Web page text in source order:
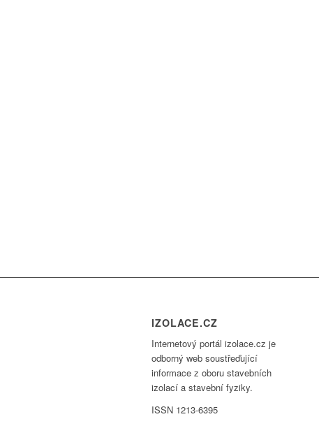
IZOLACE.CZ
Internetový portál izolace.cz je
odborný web soustřeďující
informace z oboru stavebních
izolací a stavební fyziky.
ISSN 1213-6395